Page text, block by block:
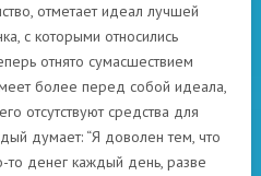
отметает идеал лучшей
с которыми относились
отнято сумасшествием
более перед собой идеала,
отсутствуют средства для
думает: “Я доволен тем, что
то денег каждый день, разве